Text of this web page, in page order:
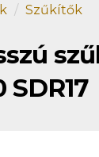
Szűkítők
SDR17